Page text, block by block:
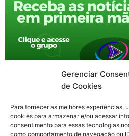
Gerenciar
de Cookies
Para fornecer as melhores experiências,
cookies para armazenar e/ou acessar
consentimento para essas tecnologias
como comportamento de navegação ou